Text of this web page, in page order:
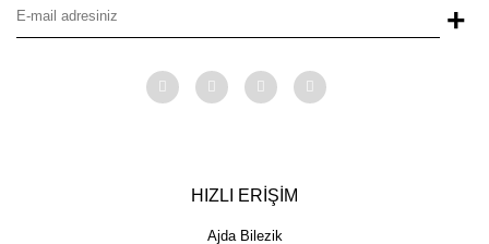
+
HIZLI ERİŞİM
Ajda Bilezik